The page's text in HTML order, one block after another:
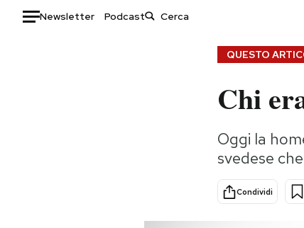
Newsletter Podcast
Consumismi
Storie/Idee
Ok Boomer!
Media
QUESTO
Chi
Oggi la
svedese
Condividi